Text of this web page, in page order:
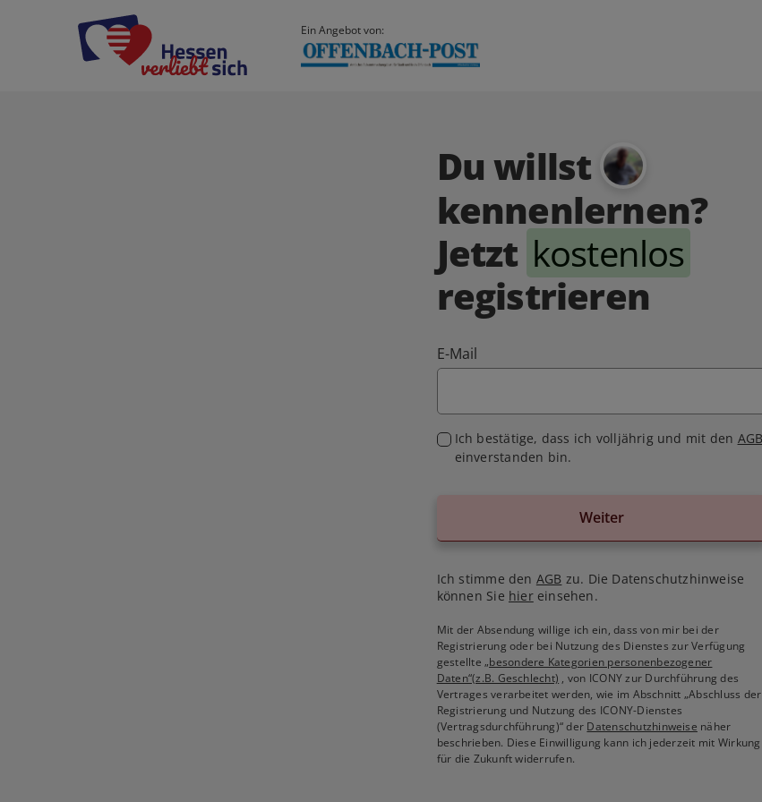
Ein Angebot von:
Du willst
kennenlernen?
Jetzt kostenlos
registrieren
E-Mail
Ich bestätige, dass ich volljährig und mit den AGB
einverstanden bin.
Weiter
Ich stimme den AGB zu. Die Datenschutzhinweise
können Sie hiereinsehen.
Mit der Absendung willige ich ein, dass von mir bei der
Registrierung oder bei Nutzung des Dienstes zur Verfügung
gestellte„besondere Kategorien personenbezogener
Daten“(z.B. Geschlecht) , von ICONY zur Durchführung des
Vertrages verarbeitet werden, wie im Abschnitt „Abschluss der
Registrierung und Nutzung des ICONY-Dienstes
(Vertragsdurchführung)“ der Datenschutzhinweise näher
beschrieben. Diese Einwilligung kann ich jederzeit mit Wirkung
für die Zukunft widerrufen.